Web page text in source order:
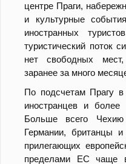
центре Праги,
и культурные
иностранных
туристический поток
нет свободных
заранее за много
По подсчетам Прагу
иностранцев и
Больше всего
Германии, британцы
прилегающих
пределами ЕС чаще